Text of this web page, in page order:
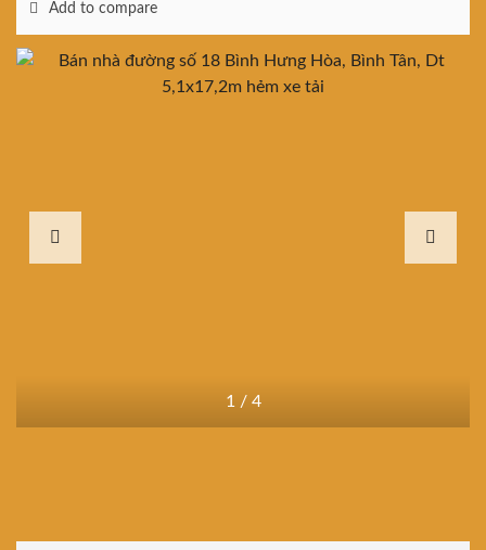
Add to compare
1 / 4